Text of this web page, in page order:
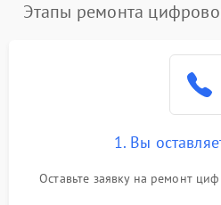
Этапы ремонта
1. Вы
Оставьте заявку на ремонт